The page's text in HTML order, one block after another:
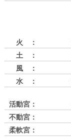
火 ：
土 ：
風 ：
水 ：
活動宮：
不動宮：
柔軟宮：